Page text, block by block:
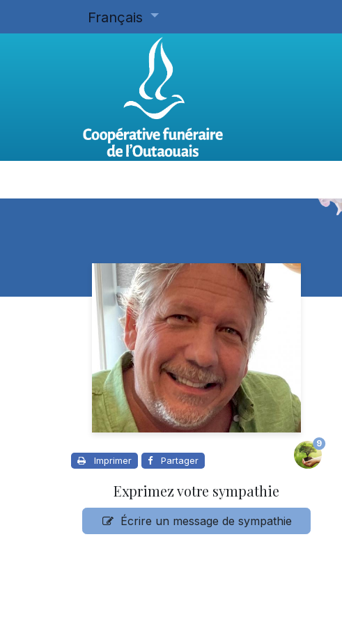
Français
Imprimer Partager
9
Exprimez votre sympathie
Écrire un message de sympathie